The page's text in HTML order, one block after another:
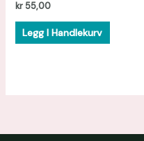
kr55,00
Legg I Handlekurv